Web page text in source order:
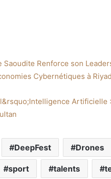
Saoudite Renforce son
Cybernétiques à Riyad
DeepFest Drones
sport talents